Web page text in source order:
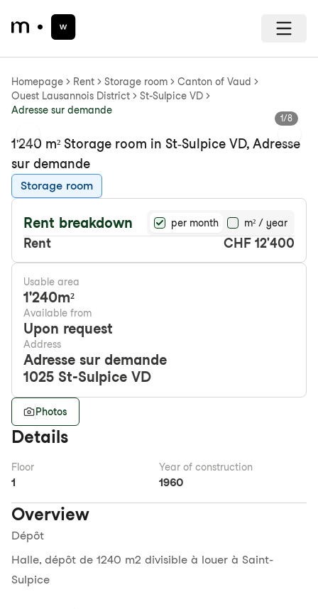
Homepage Rent Storage room
Canton of Vaud
Ouest Lausannois District
St-Sulpice VD
Adresse sur demande
Previous slide Next
1/8
1'240 m² Storage room in St-Sulpice VD, Adresse
sur demande
Storage room
Rent breakdown per month m² / year
Rent CHF 12'400
Usable area
1'240m²
Available from
Upon request
Address
Adresse sur demande
1025 St-Sulpice VD
Photos
Details
Floor
1
Year of construction
1960
Overview
Dépôt
Halle, dépôt de 1240 m2 divisible à louer à Saint-
Sulpice